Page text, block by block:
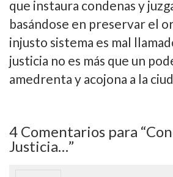
que instaura condenas y
basándose en preservar el
injusto sistema es mal
justicia no es más que un
amedrenta y acojona a la
4 Comentarios para
Justicia…”